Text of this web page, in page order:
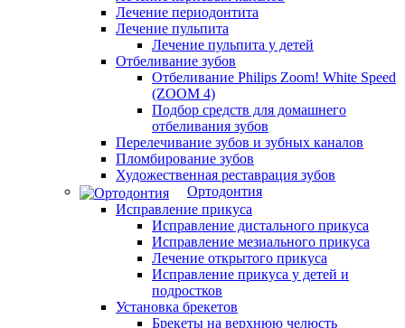
Лечение периодонтита
Лечение пульпита
Лечение пульпита у детей
Отбеливание зубов
Отбеливание Philips Zoom! White Speed
(ZOOM 4)
Подбор средств для домашнего
отбеливания зубов
Перелечивание зубов и зубных каналов
Пломбирование зубов
Художественная реставрация зубов
Ортодонтия
Исправление прикуса
Исправление дистального прикуса
Исправление мезиального прикуса
Лечение открытого прикуса
Исправление прикуса у детей и
подростков
Установка брекетов
Брекеты на верхнюю челюсть